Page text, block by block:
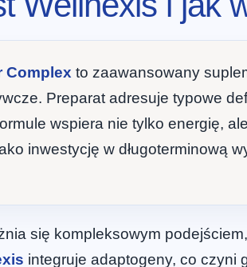
Complex to zaawansowany
Preparat adresuje typowe
wspiera nie tylko energię,
inwestycję w długoterminową
się kompleksowym
integruje adaptogeny, co czyni